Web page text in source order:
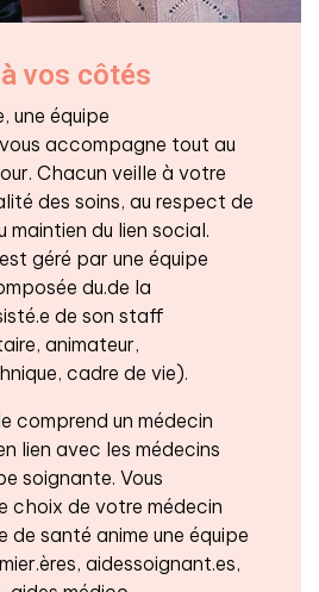
vos côtés
une équipe
accompagne tout au
Chacun veille à votre
des soins, au respect de
du lien social.
géré par une équipe
du.de la
de son staff
animateur,
cadre de vie).
comprend un médecin
lien avec les médecins
soignante. Vous
choix de votre médecin
santé anime une équipe
aidessoignant.es,